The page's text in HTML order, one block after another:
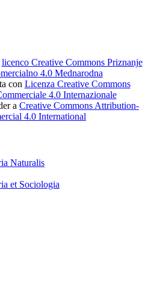
licenco Creative Commons Priznanje
4.0 Mednarodna
con Licenza Creative Commons
4.0 Internazionale
a Creative Commons Attribution-
4.0 International
Naturalis
et Sociologia